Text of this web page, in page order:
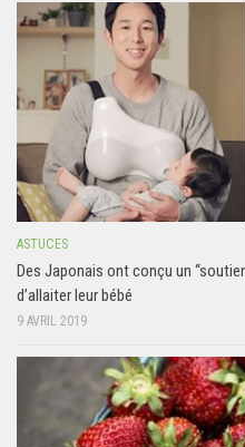
ASTUCES
Des Japonais ont conçu un
d’allaiter leur bébé
9 AVRIL 2019